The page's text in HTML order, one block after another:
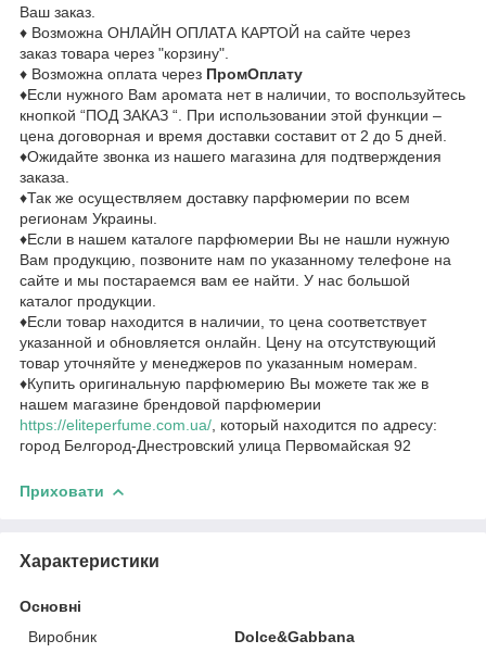
Ваш заказ.
♦ Возможна ОНЛАЙН ОПЛАТА КАРТОЙ на сайте через
заказ товара через "корзину".
♦ Возможна оплата через ПромОплату
♦Если нужного Вам аромата нет в наличии, то воспользуйтесь
кнопкой “ПОД ЗАКАЗ “. При использовании этой функции –
цена договорная и время доставки составит от 2 до 5 дней.
♦Ожидайте звонка из нашего магазина для подтверждения
заказа.
♦Так же осуществляем доставку парфюмерии по всем
регионам Украины.
♦Если в нашем каталоге парфюмерии Вы не нашли нужную
Вам продукцию, позвоните нам по указанному телефоне на
сайте и мы постараемся вам ее найти. У нас большой
каталог продукции.
♦Если товар находится в наличии, то цена соответствует
указанной и обновляется онлайн. Цену на отсутствующий
товар уточняйте у менеджеров по указанным номерам.
♦Купить оригинальную парфюмерию Вы можете так же в
нашем магазине брендовой парфюмерии
https://eliteperfume.com.ua/ , который находится по адресу:
город Белгород-Днестровский улица Первомайская 92
Приховати
Характеристики
Основні
Виробник
Dolce&Gabbana